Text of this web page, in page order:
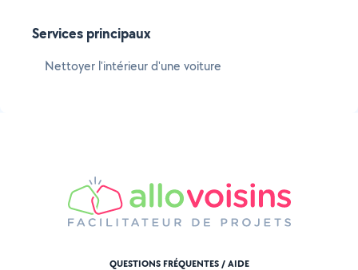
Services principaux
Nettoyer l'intérieur d'une voiture
QUESTIONS FRÉQUENTES / AIDE